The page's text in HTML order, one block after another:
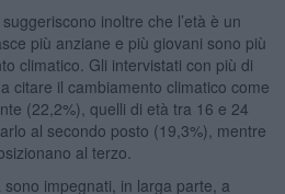
inoltre che l’età è un
più anziane e più giovani sono più
climatico. Gli intervistati con più di
citare il cambiamento climatico come
(22,2%), quelli di età tra 16 e 24
al secondo posto (19,3%), mentre
al terzo.
impegnati, in larga parte, a